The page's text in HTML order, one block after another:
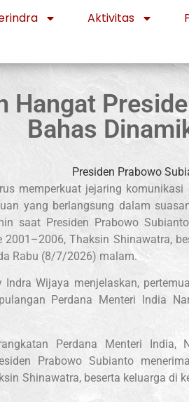
Aktivitas
Hangat
Bahas
memperkuat jejaring
yang berlangsung dalam
saat Presiden Prabowo
2001–2006, Thaksin Shinawatra,
Rabu (8/7/2026) malam.
Indra Wijaya menjelaskan,
Perdana Menteri India
Perdana Menteri India,
Prabowo Subianto
Shinawatra, beserta keluarga di